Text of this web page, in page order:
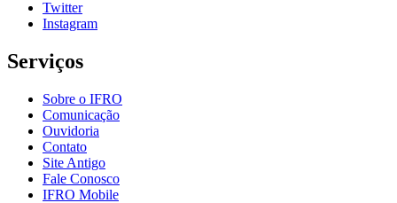
Twitter
Instagram
Serviços
Sobre o IFRO
Comunicação
Ouvidoria
Contato
Site Antigo
Fale Conosco
IFRO Mobile